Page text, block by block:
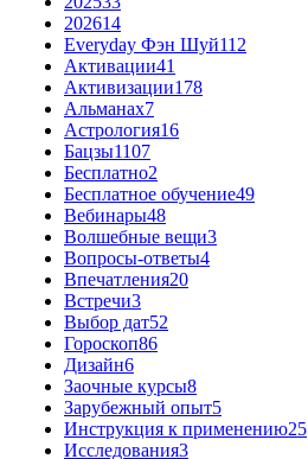
202614
Everyday Фэн Шуй112
Активации41
Активизации178
Альманах7
Астрология16
Бацзы1107
Бесплатно2
Бесплатное обучение49
Вебинары48
Волшебные вещи3
Вопросы-ответы4
Впечатления20
Встречи3
Выбор дат52
Гороскоп86
Дизайн6
Заочные курсы8
Зарубежный опыт5
Инструкция к применению25
Исследования3